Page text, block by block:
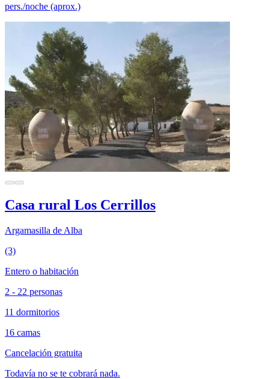
pers./noche (aprox.)
Casa rural Los Cerrillos
Argamasilla de Alba
(3)
Entero o habitación
2 - 22 personas
11 dormitorios
16 camas
Cancelación gratuita
Todavía no se te cobrará nada.